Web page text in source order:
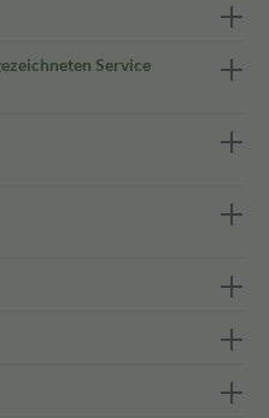
Service